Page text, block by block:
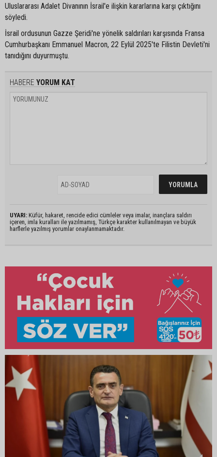
Uluslararası Adalet Divanının İsrail'e ilişkin kararlarına karşı çıktığını
söyledi.
İsrail ordusunun Gazze Şeridi'ne yönelik saldırıları karşısında Fransa
Cumhurbaşkanı Emmanuel Macron, 22 Eylül 2025'te Filistin Devleti'ni
tanıdığını duyurmuştu.
HABERE YORUM KAT
UYARI: Küfür, hakaret, rencide edici cümleler veya imalar, inançlara saldırı
içeren, imla kuralları ile yazılmamış, Türkçe karakter kullanılmayan ve büyük
harflerle yazılmış yorumlar onaylanmamaktadır.